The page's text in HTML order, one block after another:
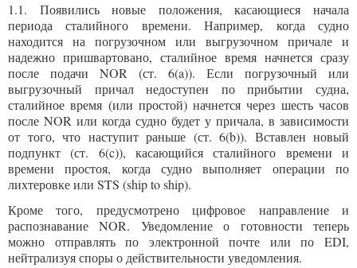
1.1. Появились новые положения, касающиеся начала
периода сталийного времени. Например, когда судно
находится на погрузочном или выгрузочном причале и
надежно пришвартовано, сталийное время начнется сразу
после подачи NOR (ст. 6(a)). Если погрузочный или
выгрузочный причал недоступен по прибытии судна,
сталийное время (или простой) начнется через шесть часов
после NOR или когда судно будет у причала, в зависимости
от того, что наступит раньше (ст. 6(b)). Вставлен новый
подпункт (ст. 6(c)), касающийся сталийного времени и
времени простоя, когда судно выполняет операции по
лихтеровке или STS (ship to ship).
Кроме того, предусмотрено цифровое направление и
распознавание NOR. Уведомление о готовности теперь
можно отправлять по электронной почте или по EDI,
нейтрализуя споры о действительности уведомления.